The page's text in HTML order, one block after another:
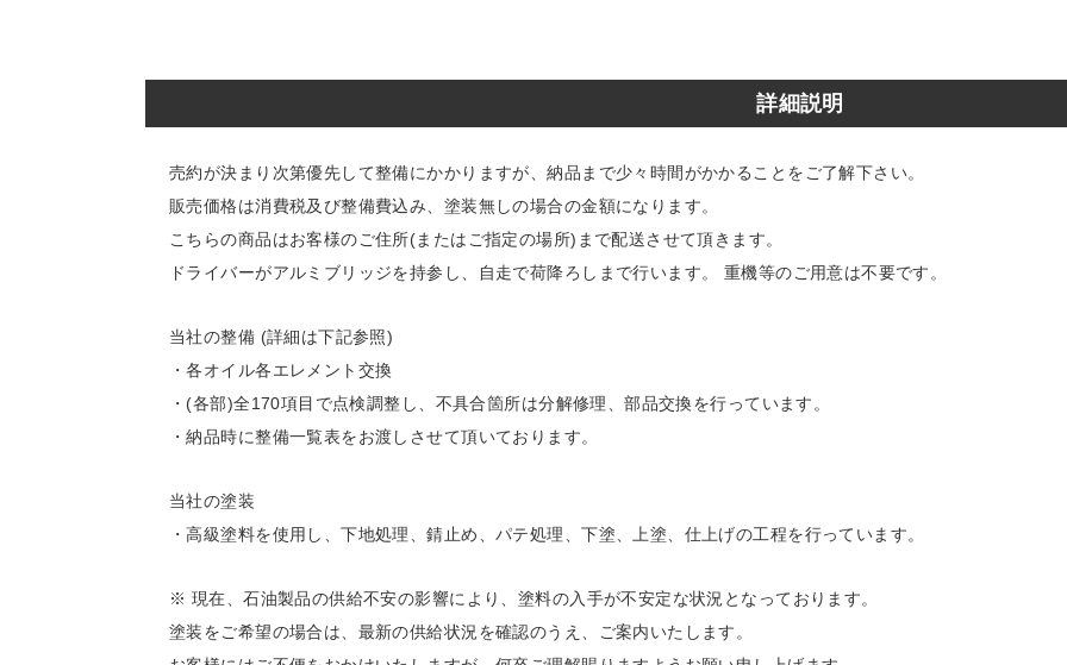
詳細説明
売約が決まり次第優先して整備にかかりますが、納品まで少々時間がかかることをご了解下さい。
販売価格は消費税及び整備費込み、塗装無しの場合の金額になります。
こちらの商品はお客様のご住所(またはご指定の場所)まで配送させて頂きます。
ドライバーがアルミブリッジを持参し、自走で荷降ろしまで行います。 重機等のご用意は不要です。
当社の整備 (詳細は下記参照)
・各オイル各エレメント交換
・(各部)全170項目で点検調整し、不具合箇所は分解修理、部品交換を行っています。
・納品時に整備一覧表をお渡しさせて頂いております。
当社の塗装
・高級塗料を使用し、下地処理、錆止め、パテ処理、下塗、上塗、仕上げの工程を行っています。
※ 現在、石油製品の供給不安の影響により、塗料の入手が不安定な状況となっております。
塗装をご希望の場合は、最新の供給状況を確認のうえ、ご案内いたします。